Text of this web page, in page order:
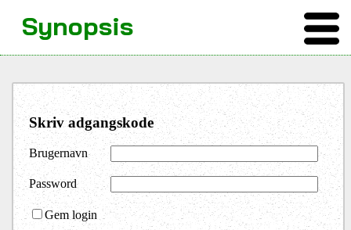
Skriv adgangskode
Brugernavn
Password
Gem login
Synopsis